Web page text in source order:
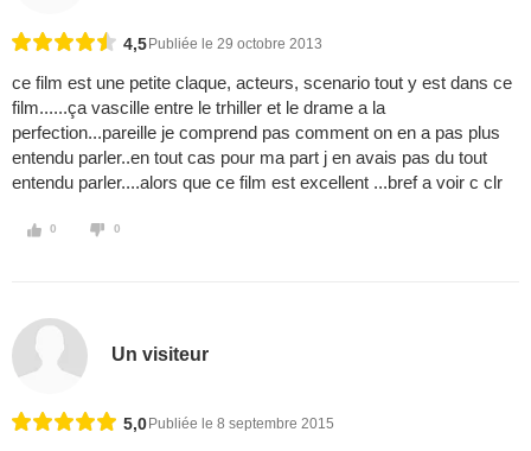
4,5 Publiée le 29 octobre 2013
ce film est une petite claque, acteurs, scenario tout y est dans ce
film......ça vascille entre le trhiller et le drame a la
perfection...pareille je comprend pas comment on en a pas plus
entendu parler..en tout cas pour ma part j en avais pas du tout
entendu parler....alors que ce film est excellent ...bref a voir c clr
0 0
Un visiteur
5,0 Publiée le 8 septembre 2015